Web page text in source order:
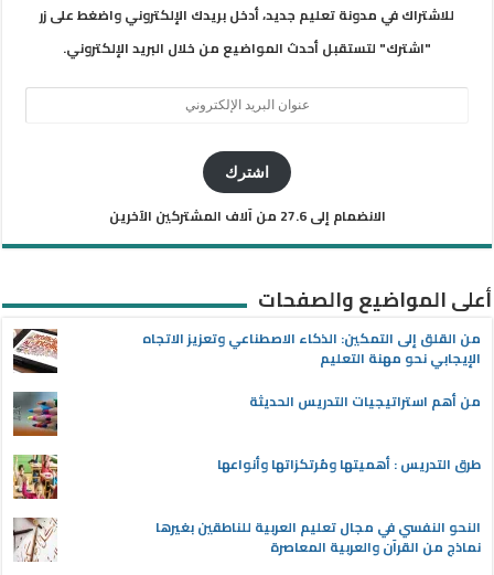
للاشتراك في مدونة تعليم جديد، أدخل بريدك الإلكتروني واضغط على زر
"اشترك" لتستقبل أحدث المواضيع من خلال البريد الإلكتروني.
اشترك
الانضمام إلى 27.6 من آلاف المشتركين الآخرين
أعلى المواضيع والصفحات
من القلق إلى التمكين: الذكاء الاصطناعي وتعزيز الاتجاه
الإيجابي نحو مهنة التعليم
من أهم استراتيجيات التدريس الحديثة
طرق التدريس : أهميتها ومُرتكزاتها وأنواعها
النحو النفسي في مجال تعليم العربية للناطقين بغيرها
نماذج من القرآن والعربية المعاصرة